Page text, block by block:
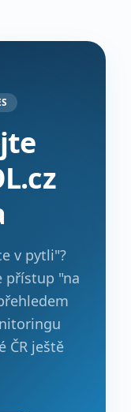
v pytli"?
přístup "na
ČR ještě